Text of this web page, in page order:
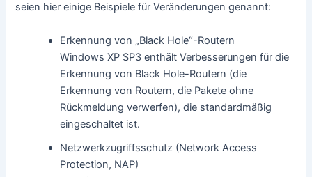
seien hier einige Beispiele für Veränderungen genannt:
Erkennung von „Black Hole“-Routern
Windows XP SP3 enthält Verbesserungen für die
Erkennung von Black Hole-Routern (die
Erkennung von Routern, die Pakete ohne
Rückmeldung verwerfen), die standardmäßig
eingeschaltet ist.
Netzwerkzugriffsschutz (Network Access
Protection, NAP)